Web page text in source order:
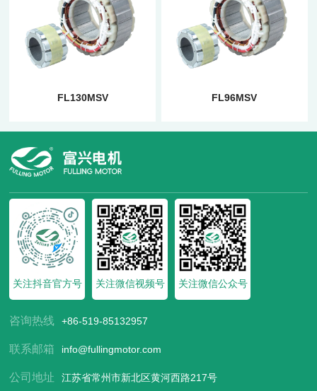
FL130MSV FL96MSV
关注抖音官方号 关注微信视频号 关注微信公众号
咨询热线 +86-519-85132957
联系邮箱 info@fullingmotor.com
公司地址 江苏省常州市新北区黄河西路217号